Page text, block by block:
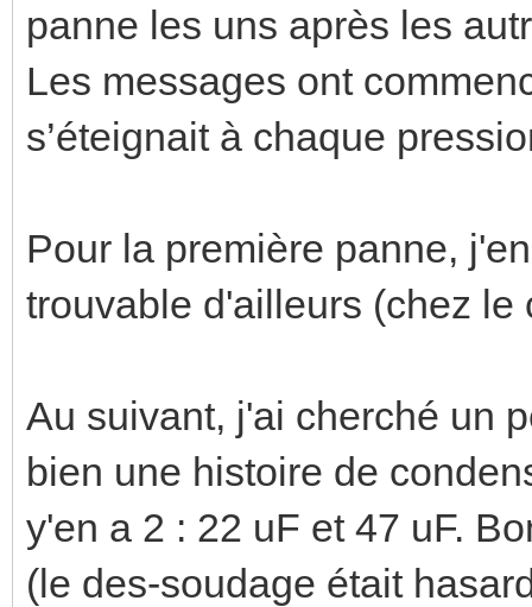
panne les uns après les
Les messages ont
s’éteignait à chaque
Pour la première panne,
trouvable d'ailleurs (chez
Au suivant, j'ai cherché un
bien une histoire de
y'en a 2 : 22 uF et 47 uF.
(le des-soudage était